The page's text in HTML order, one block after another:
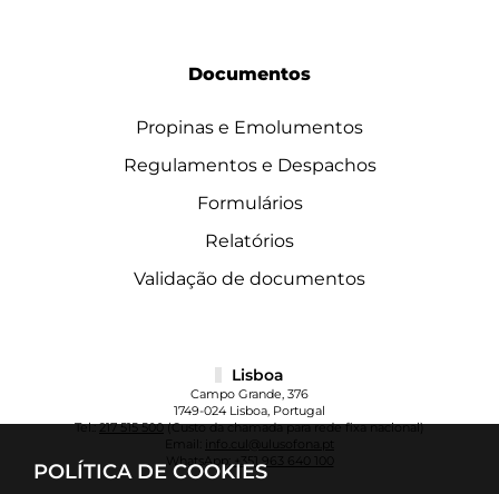
POLÍTICA DE COOKIES
Documentos
Propinas e Emolumentos
Regulamentos e Despachos
Formulários
Relatórios
Validação de documentos
Lisboa
Campo Grande, 376
1749-024 Lisboa, Portugal
Tel.:217 515 500(Custo da chamada para rede fixa nacional)
info.cul@ulusofona.pt
WhatsApp:+351 963 640 100